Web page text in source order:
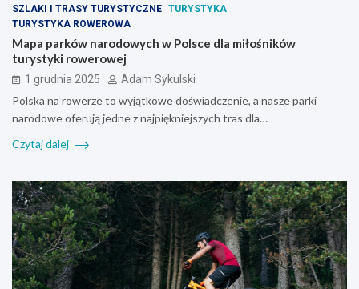
SZLAKI I TRASY TURYSTYCZNE TURYSTYKA
TURYSTYKA ROWEROWA
Mapa parków narodowych w Polsce dla miłośników
turystyki rowerowej
1 grudnia 2025 Adam Sykulski
Polska na rowerze to wyjątkowe doświadczenie, a nasze parki
narodowe oferują jedne z najpiękniejszych tras dla…
Czytaj dalej